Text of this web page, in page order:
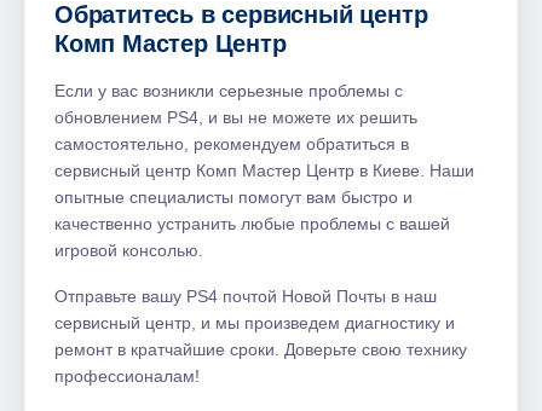
Обратитесь в сервисный центр
Комп Мастер Центр
Если у вас возникли серьезные проблемы с
обновлением PS4, и вы не можете их решить
самостоятельно, рекомендуем обратиться в
сервисный центр Комп Мастер Центр в Киеве. Наши
опытные специалисты помогут вам быстро и
качественно устранить любые проблемы с вашей
игровой консолью.
Отправьте вашу PS4 почтой Новой Почты в наш
сервисный центр, и мы произведем диагностику и
ремонт в кратчайшие сроки. Доверьте свою технику
профессионалам!